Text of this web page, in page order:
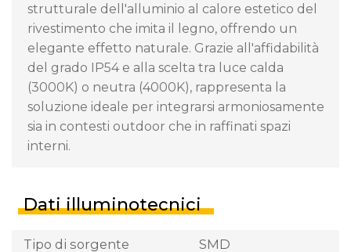
strutturale dell'alluminio al calore estetico del
rivestimento che imita il legno, offrendo un
elegante effetto naturale. Grazie all'affidabilità
del grado IP54 e alla scelta tra luce calda
(3000K) o neutra (4000K), rappresenta la
soluzione ideale per integrarsi armoniosamente
sia in contesti outdoor che in raffinati spazi
interni.
Dati illuminotecnici
Tipo di sorgente
SMD